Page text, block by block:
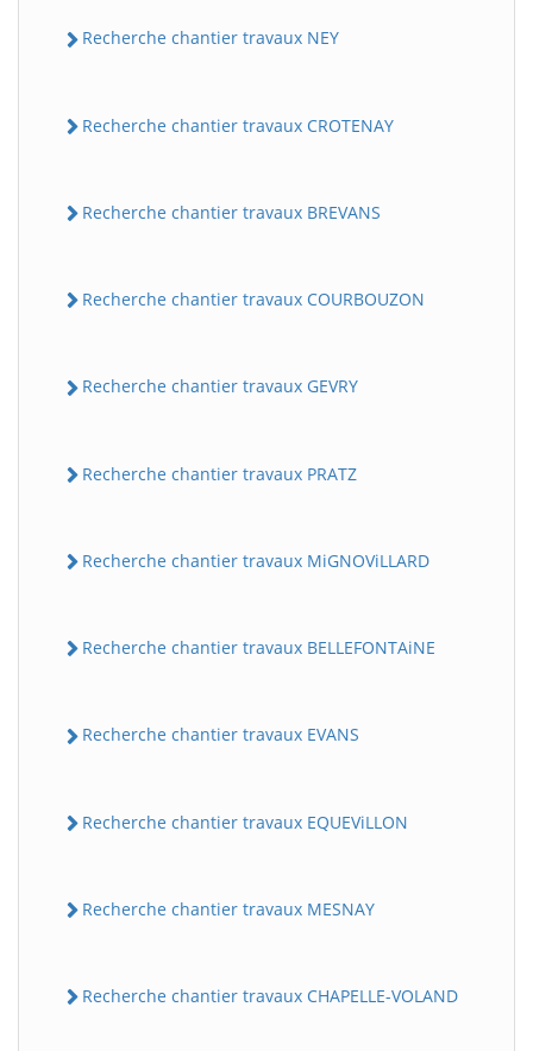
Recherche chantier travaux NEY
Recherche chantier travaux CROTENAY
Recherche chantier travaux BREVANS
Recherche chantier travaux COURBOUZON
Recherche chantier travaux GEVRY
Recherche chantier travaux PRATZ
Recherche chantier travaux MiGNOViLLARD
Recherche chantier travaux BELLEFONTAiNE
Recherche chantier travaux EVANS
Recherche chantier travaux EQUEViLLON
Recherche chantier travaux MESNAY
Recherche chantier travaux CHAPELLE-VOLAND